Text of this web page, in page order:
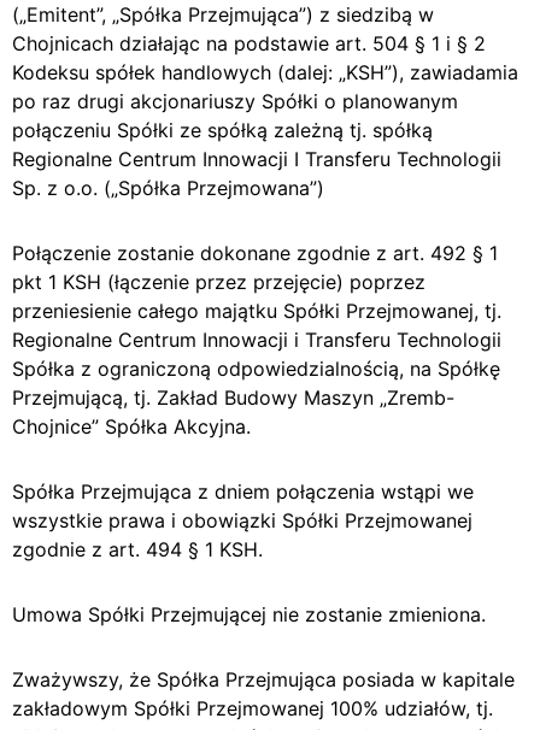
(„Emitent”, „Spółka Przejmująca”) z siedzibą w
Chojnicach działając na podstawie art. 504 § 1 i § 2
Kodeksu spółek handlowych (dalej: „KSH”), zawiadamia
po raz drugi akcjonariuszy Spółki o planowanym
połączeniu Spółki ze spółką zależną tj. spółką
Regionalne Centrum Innowacji I Transferu Technologii
Sp. z o.o. („Spółka Przejmowana”)
Połączenie zostanie dokonane zgodnie z art. 492 § 1
pkt 1 KSH (łączenie przez przejęcie) poprzez
przeniesienie całego majątku Spółki Przejmowanej, tj.
Regionalne Centrum Innowacji i Transferu Technologii
Spółka z ograniczoną odpowiedzialnością, na Spółkę
Przejmującą, tj. Zakład Budowy Maszyn „Zremb-
Chojnice” Spółka Akcyjna.
Spółka Przejmująca z dniem połączenia wstąpi we
wszystkie prawa i obowiązki Spółki Przejmowanej
zgodnie z art. 494 § 1 KSH.
Umowa Spółki Przejmującej nie zostanie zmieniona.
Zważywszy, że Spółka Przejmująca posiada w kapitale
zakładowym Spółki Przejmowanej 100% udziałów, tj.